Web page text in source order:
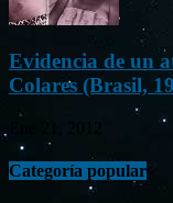
Evidencia de un
Colares (Brasil,
Categoría popular